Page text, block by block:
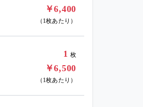
￥6,400
（1枚あたり）
1 枚
￥6,500
（1枚あたり）